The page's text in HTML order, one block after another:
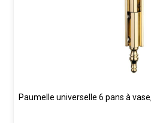
Paumelle universelle 6 pans à